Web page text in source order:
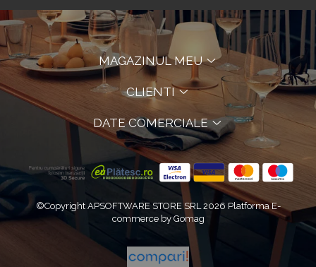
MAGAZINUL MEU
CLIENTI
DATE COMERCIALE
©Copyright APSOFTWARE STORE SRL 2026 Platforma E-
commerce by Gomag